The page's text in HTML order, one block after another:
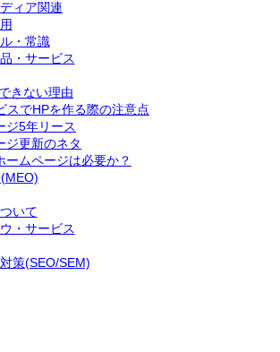
ィア関連
・常識
・サービス
きない理由
スでHPを作る際の注意点
ジ5年リース
ジ更新のネタ
ームページは必要か？
いて
・サービス
策(SEO/SEM)